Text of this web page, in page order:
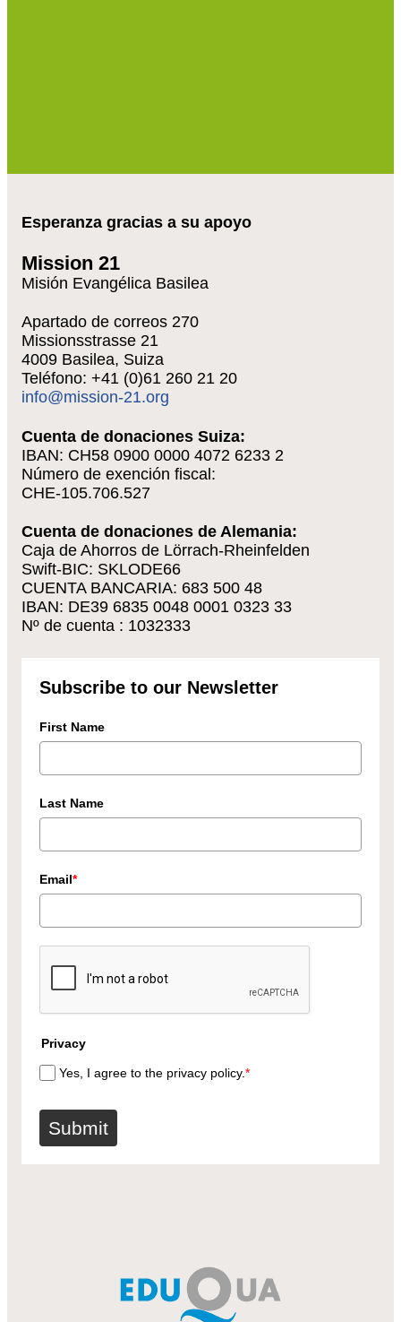
Esperanza gracias a su apoyo
Mission 21
Misión Evangélica Basilea
Apartado de correos 270
Missionsstrasse 21
4009 Basilea, Suiza
Teléfono: +41 (0)61 260 21 20
info@mission-21.org
Cuenta de donaciones Suiza:
IBAN: CH58 0900 0000 4072 6233 2
Número de exención fiscal:
CHE-105.706.527
Cuenta de donaciones de Alemania:
Caja de Ahorros de Lörrach-Rheinfelden
Swift-BIC: SKLODE66
CUENTA BANCARIA: 683 500 48
IBAN: DE39 6835 0048 0001 0323 33
Nº de cuenta : 1032333
Subscribe to our Newsletter
First Name
Last Name
Email*
Privacy
Yes, I agree to the privacy policy.*
Submit